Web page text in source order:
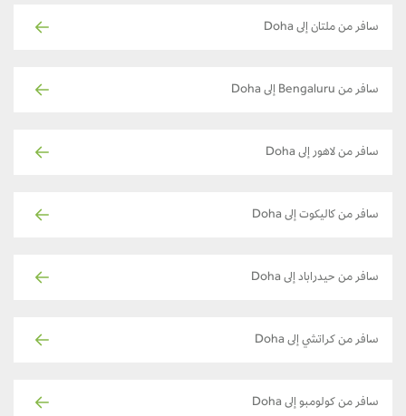
سافر من ملتان إلى Doha
سافر من Bengaluru إلى Doha
سافر من لاهور إلى Doha
سافر من كاليكوت إلى Doha
سافر من حيدراباد إلى Doha
سافر من كراتشي إلى Doha
سافر من كولومبو إلى Doha